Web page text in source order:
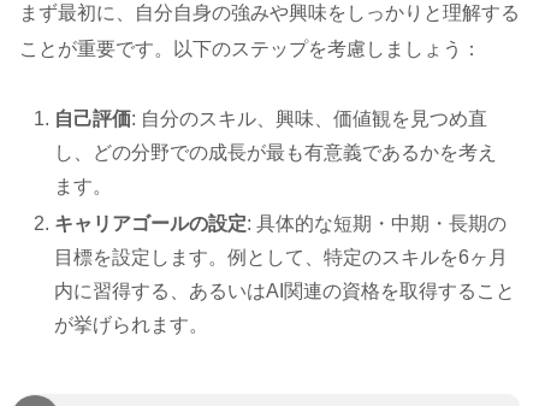
まず最初に、自分自身の強みや興味をしっかりと理解する
ことが重要です。以下のステップを考慮しましょう：
自己評価: 自分のスキル、興味、価値観を見つめ直
し、どの分野での成長が最も有意義であるかを考え
ます。
キャリアゴールの設定: 具体的な短期・中期・長期の
目標を設定します。例として、特定のスキルを6ヶ月
内に習得する、あるいはAI関連の資格を取得すること
が挙げられます。